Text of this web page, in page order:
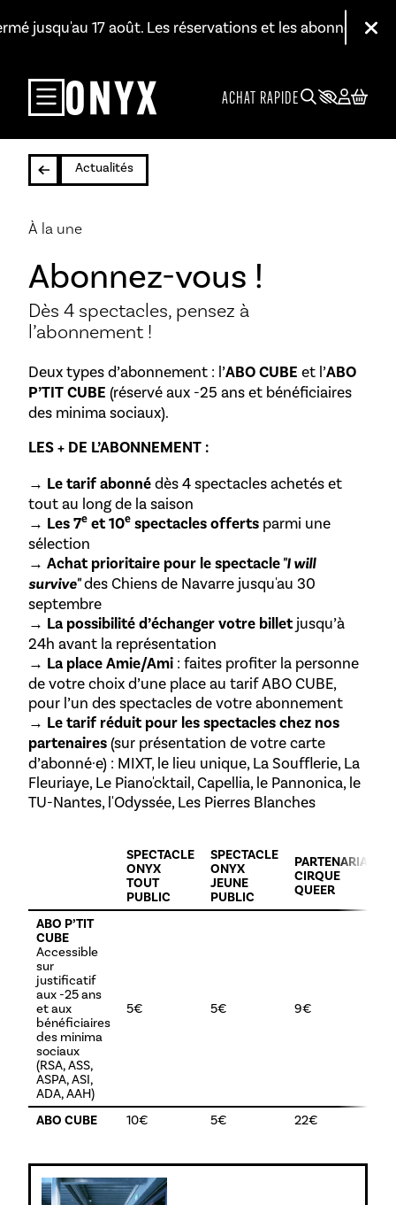
jusqu'au 17 août. Les réservations et les abonnements
ACHAT RAPIDE
Actualités
À la une
Abonnez-vous !
Dès 4 spectacles, pensez à
l’abonnement !
Deux types d’abonnement : l’ABO CUBE et l’ABO
P’TIT CUBE (réservé aux -25 ans et bénéficiaires
des minima sociaux).
LES + DE L’ABONNEMENT :
→ Le tarif abonnédès 4 spectacles achetés et
tout au long de la saison
→ Les 7eet 10espectacles offertsparmi une
sélection
→ Achat prioritaire pour le spectacle"I will
survive" des Chiens de Navarre jusqu'au 30
septembre
→ La possibilité d’échanger votre billetjusqu’à
24h avant la représentation
→ La place Amie/Ami : faites profiter la personne
de votre choix d’une place au tarif ABO CUBE,
pour l’un des spectacles de votre abonnement
→ Le tarif réduit pour les spectacles chez nos
partenaires(sur présentation de votre carte
d’abonné·e) : MIXT, le lieu unique, La Soufflerie, La
Fleuriaye, Le Piano'cktail, Capellia, le Pannonica, le
TU-Nantes, l'Odyssée, Les Pierres Blanches
SPECTACLE
ONYX
TOUT
PUBLIC
SPECTACLE
ONYX
JEUNE
PUBLIC
PARTENARIAT
CIRQUE
QUEER
ABO P’TIT
CUBE
Accessible
sur
justificatif
aux -25 ans
et aux
bénéficiaires
des minima
sociaux
(RSA, ASS,
ASPA, ASI,
ADA, AAH)
5€ 5€ 9€
ABO CUBE 10€ 5€ 22€